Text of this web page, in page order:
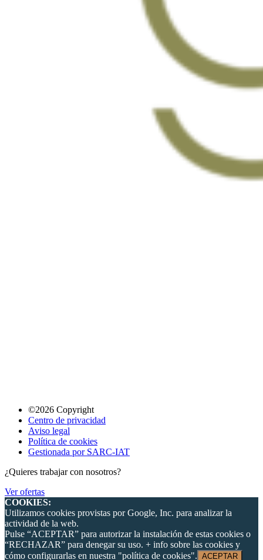
©2026 Copyright
Centro de privacidad
Aviso legal
Política de cookies
Gestionada por SARC-IAT
¿Quieres trabajar con nosotros?
Ver ofertas
COOKIES:
Utilizamos cookies provistas por Google, Inc. para analizar la
actividad de la web.
Pulse “ACEPTAR” para autorizar la instalación de estas cookies o
“RECHAZAR” para denegar su uso. + info sobre las cookies y
cómo configurarlas en nuestra "política de cookies". ACEPTAR